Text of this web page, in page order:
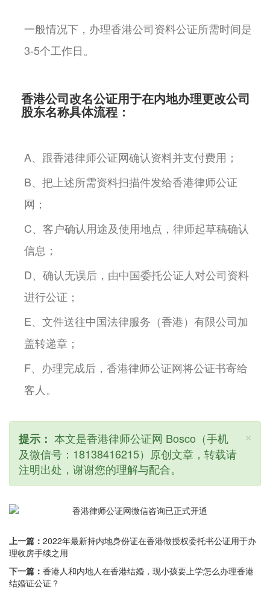
一般情况下，办理香港公司资料公证所需时间是
3-5个工作日。
香港公司改名公证用于在内地办理更改公司
股东名称具体流程：
A、跟香港律师公证网确认资料并支付费用；
B、把上述所需资料扫描件发给香港律师公证
网；
C、客户确认用途及使用地点，律师起草稿确认
信息；
D、确认无误后，由中国委托公证人对公司资料
进行公证；
E、文件送往中国法律服务（香港）有限公司加
盖转递章；
F、办理完成后，香港律师公证网将公证书寄给
客人。
×
提示： 本文是香港律师公证网 Bosco（手机
及微信号：18138416215）原创文章，转载请
注明出处，谢谢您的理解与配合。
上一篇： 2022年最新持内地身份证在香港做授权委托书公证用于办
理收房手续之用
下一篇： 香港人和内地人在香港结婚，现小孩要上学怎么办理香港
结婚证公证？